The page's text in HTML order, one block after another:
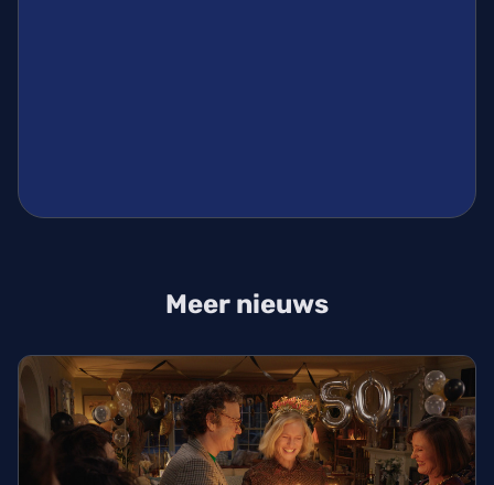
Meer nieuws